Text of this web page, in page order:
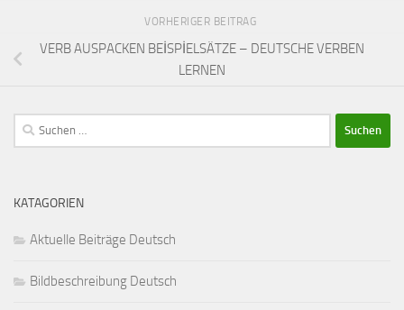
VORHERIGER BEITRAG
VERB AUSPACKEN BEİSPİELSÄTZE – DEUTSCHE VERBEN
LERNEN
Suchen
nach:
KATAGORIEN
Aktuelle Beiträge Deutsch
Bildbeschreibung Deutsch